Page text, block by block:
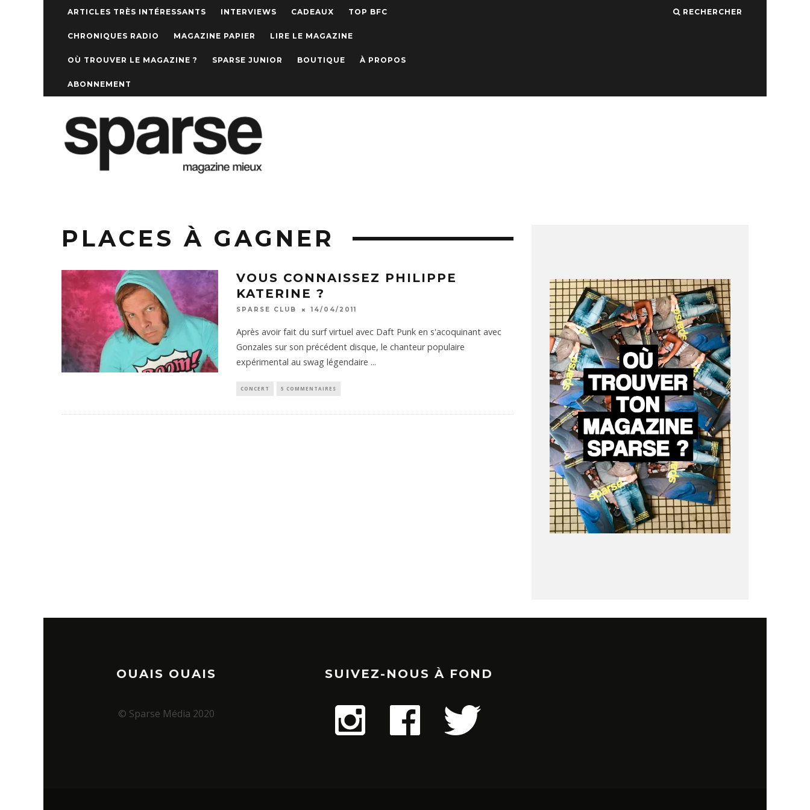
ARTICLES TRÈS INTÉRESSANTS INTERVIEWS CADEAUX TOP BFC
CHRONIQUES RADIO MAGAZINE PAPIER LIRE LE MAGAZINE
OÙ TROUVER LE MAGAZINE ? SPARSE JUNIOR BOUTIQUE À PROPOS
ABONNEMENT
RECHERCHER
PLACES À GAGNER
VOUS CONNAISSEZ PHILIPPE
KATERINE ?
SPARSE CLUB 14/04/2011
Après avoir fait du surf virtuel avec Daft Punk en s'acoquinant avec
Gonzales sur son précédent disque, le chanteur populaire
expérimental au swag légendaire ...
CONCERT 5 COMMENTAIRES
OUAIS OUAIS
© Sparse Média 2020
SUIVEZ-NOUS À FOND